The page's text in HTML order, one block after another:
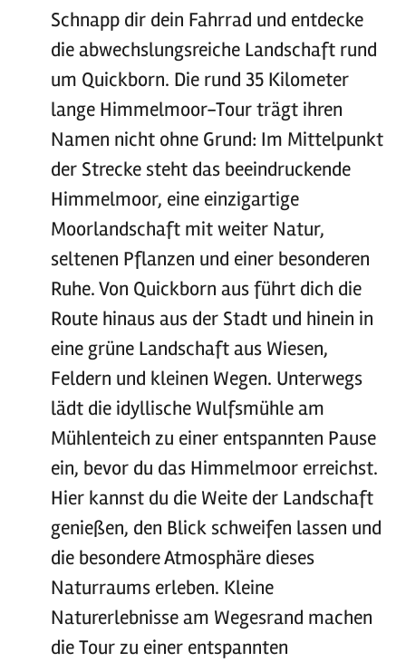
Schnapp dir dein Fahrrad und entdecke
die abwechslungsreiche Landschaft rund
um Quickborn. Die rund 35 Kilometer
lange Himmelmoor-Tour trägt ihren
Namen nicht ohne Grund: Im Mittelpunkt
der Strecke steht das beeindruckende
Himmelmoor, eine einzigartige
Moorlandschaft mit weiter Natur,
seltenen Pflanzen und einer besonderen
Ruhe. Von Quickborn aus führt dich die
Route hinaus aus der Stadt und hinein in
eine grüne Landschaft aus Wiesen,
Feldern und kleinen Wegen. Unterwegs
lädt die idyllische Wulfsmühle am
Mühlenteich zu einer entspannten Pause
ein, bevor du das Himmelmoor erreichst.
Hier kannst du die Weite der Landschaft
genießen, den Blick schweifen lassen und
die besondere Atmosphäre dieses
Naturraums erleben. Kleine
Naturerlebnisse am Wegesrand machen
die Tour zu einer entspannten